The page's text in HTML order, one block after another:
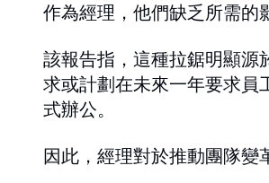
作為經理，他們缺乏所需的
該報告指，這種拉鋸明顯源
求或計劃在未來一年要求員
式辦公。
因此，經理對於推動團隊變